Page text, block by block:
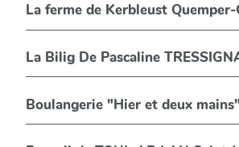
La ferme de Kerbleust Quemper-
La Bilig De Pascaline
Boulangerie "Hier et deux